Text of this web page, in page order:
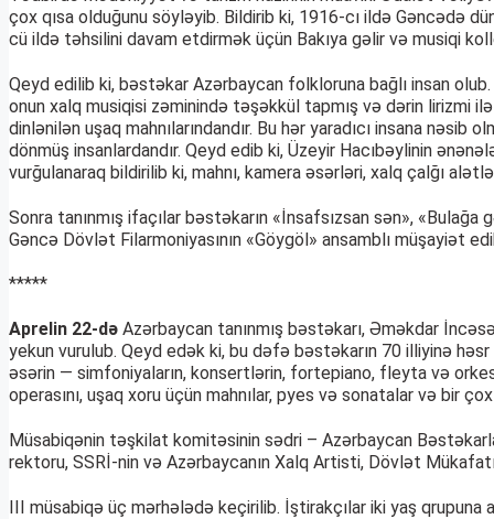
çox qısa olduğunu söyləyib. Bildirib ki, 1916-cı ildə Gəncədə
cü ildə təhsilini davam etdirmək üçün Bakıya gəlir və musiqi
Qeyd edilib ki, bəstəkar Azərbaycan folkloruna bağlı insan
onun xalq musiqisi zəminində təşəkkül tapmış və dərin lirizmi
dinlənilən uşaq mahnılarındandır. Bu hər yaradıcı insana
dönmüş insanlardandır. Qeyd edib ki, Üzeyir Hacıbəylinin
vurğulanaraq bildirilib ki, mahnı, kamera əsərləri, xalq çalğı
Sonra tanınmış ifaçılar bəstəkarın «İnsafsızsan sən»,
Gəncə Dövlət Filarmoniyasının «Göygöl» ansamblı müşayiət
*****
Aprelin 22-də Azərbaycan tanınmış bəstəkarı, Əməkdar
yekun vurulub. Qeyd edək ki, bu dəfə bəstəkarın 70 illiyinə
əsərin — simfoniyaların, konsertlərin, fortepiano, fleyta və
operasını, uşaq xoru üçün mahnılar, pyes və sonatalar və bir
Müsabiqənin təşkilat komitəsinin sədri – Azərbaycan
rektoru, SSRİ-nin və Azərbaycanın Xalq Artisti, Dövlət
III müsabiqə üç mərhələdə keçirilib. İştirakçılar iki yaş qrupuna